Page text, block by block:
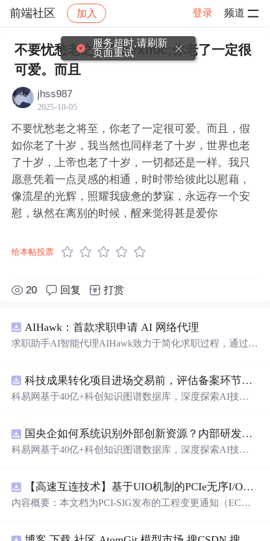
前端社区 加入 登录 频道
社区 前端社区 感慨 帖子详情
不要忧愁老之将至&#xff0c;你老了一定很
可爱。而且
jhss987
2025-10-05
不要忧愁老之将至，你老了一定很可爱。而且，假
如你老了十岁，我当然也同样老了十岁，世界也老
了十岁，上帝也老了十岁，一切都还是一样。我只
愿意凭着一点灵感的相通，时时带给彼此以慰藉，
像流星的光辉，照耀我疲惫的梦寐，永远存一个安
慰，纵然在离别的时候，醒来觉得甚是爱你
给本帖投票
20 回复 打赏
AIHawk：首款求职申请 AI 网络代理
求职助手AI智能代理AIHawk致力于简化求职过程，通过自
科技成果转化项目进场交易前，评估备案环节需要准备哪些材料？.docx
科易网基于40亿+科创知识图谱数据库，深度探索AI技术
新领域的AI+数智化解决方案，推动科技创新与产业创新
智能化发展。
国央企如何系统识别外部创新资源？内部研发体系完善，但对外部高校、中小科技企业技术能力缺乏动态认知。.docx
科易网基于40亿+科创知识图谱数据库，深度探索AI技术
新领域的AI+数智化解决方案，推动科技创新与产业创新
智能化发展。
【高速互连技术】基于UIO机制的PCIe无序I/O扩展：多路径架构下内存请求的高性能传输与排序控制方案设计
内容概要：本文档为PCI-SIG发布的工程变更通知（EC
服务超时,请刷新
页面重试